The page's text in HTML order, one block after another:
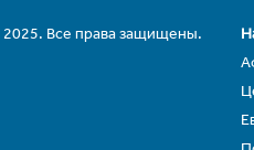
Все права защищены.